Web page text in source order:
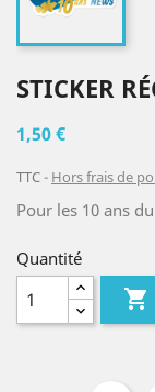
STICKER
1,50 €
TTC Hors frais de
Pour les 10 ans
Quantité
